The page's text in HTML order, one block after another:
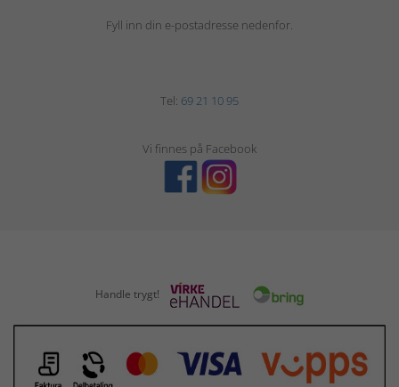
Fyll inn din e-postadresse nedenfor.
Tel: 69 21 10 95
Vi finnes på Facebook
Handle trygt!